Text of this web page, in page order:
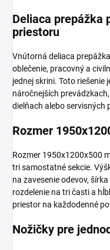
Deliaca prepážka
priestoru
Vnútorná deliaca
oblečenie, pracovný a
jednej skrini. Toto riešenie
náročnejších
dielňach alebo servisných
Rozmer
Rozmer 1950x1200x500
tri samostatné sekcie.
na zavesenie odevov,
rozdelenie na tri časti a
priestor na každodenné
Nožičky pre